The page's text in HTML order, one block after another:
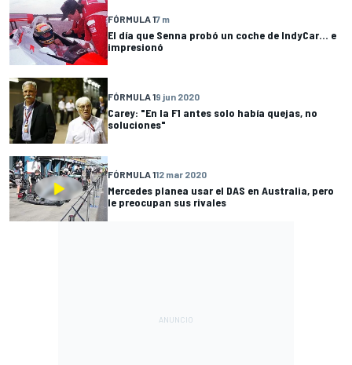
FÓRMULA 17 m
El día que Senna probó un coche de IndyCar... e
impresionó
FÓRMULA 19 jun 2020
Carey: "En la F1 antes solo había quejas, no
soluciones"
FÓRMULA 112 mar 2020
Mercedes planea usar el DAS en Australia, pero
le preocupan sus rivales